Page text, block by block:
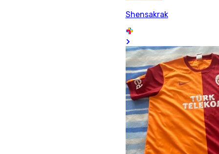
Shensakrak